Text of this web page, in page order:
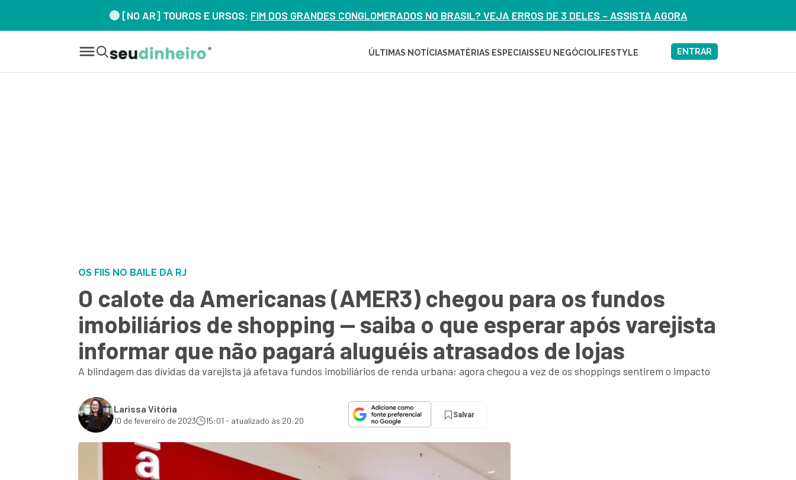
🔴 [NO AR] TOUROS E URSOS: FIM DOS GRANDES CONGLOMERADOS NO BRASIL? VEJA ERROS DE 3 DELES – ASSISTA AGORA
ÚLTIMAS NOTÍCIAS MATÉRIAS ESPECIAISSEU NEGÓCIOLIFESTYLE ENTRAR
OS FIIS NO BAILE DA RJ
O calote da Americanas (AMER3) chegou para os fundos
imobiliários de shopping — saiba o que esperar após varejista
informar que não pagará aluguéis atrasados de lojas
A blindagem das dívidas da varejista já afetava fundos imobiliários de renda urbana; agora chegou a vez de os shoppings sentirem o impacto
Larissa Vitória
10 de fevereiro de 2023 15:01 - atualizado às 20:20
Salvar